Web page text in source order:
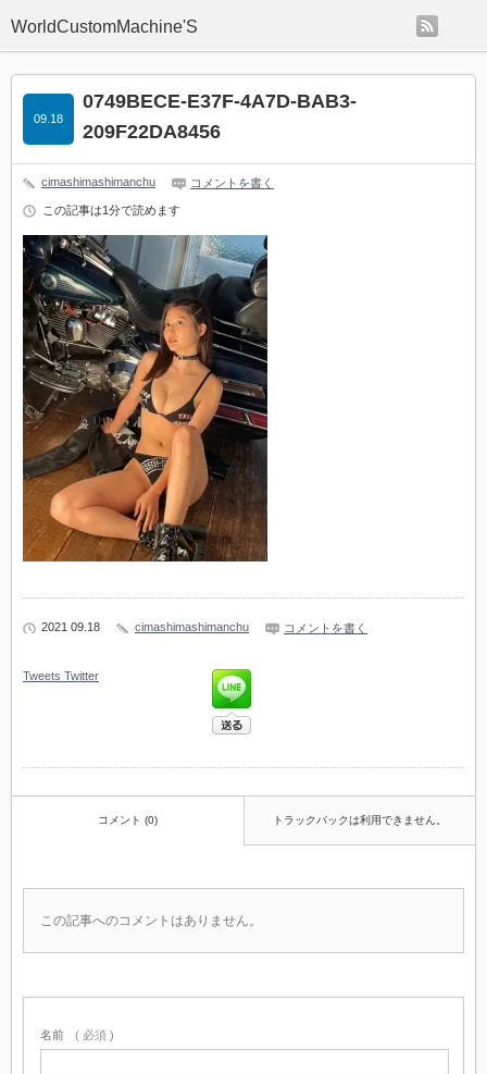
WorldCustomMachine'S
0749BECE-E37F-4A7D-BAB3-
209F22DA8456
09.18
cimashimashimanchu コメントを書く
この記事は1分で読めます
2021 09.18 cimashimashimanchu コメントを書く
Tweets Twitter
コメント (0) トラックバックは利用できません。
この記事へのコメントはありません。
名前 ( 必須 )